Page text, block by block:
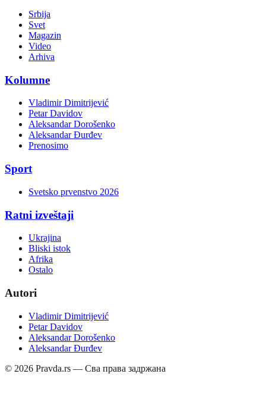
Srbija
Svet
Magazin
Video
Arhiva
Kolumne
Vladimir Dimitrijević
Petar Davidov
Aleksandar Dorošenko
Aleksandar Đurđev
Prenosimo
Sport
Svetsko prvenstvo 2026
Ratni izveštaji
Ukrajina
Bliski istok
Afrika
Ostalo
Autori
Vladimir Dimitrijević
Petar Davidov
Aleksandar Dorošenko
Aleksandar Đurđev
© 2026 Pravda.rs — Сва права задржана